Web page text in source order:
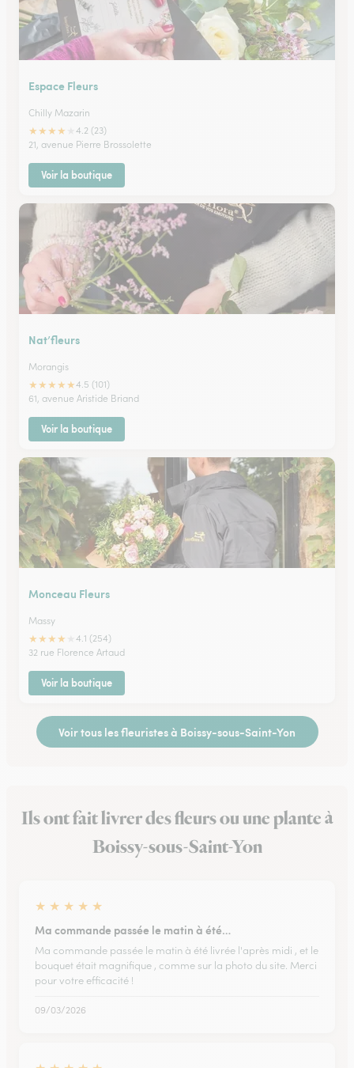
Espace Fleurs
Chilly Mazarin
★★★★
4.2 (23)
21, avenue Pierre Brossolette
Voir la boutique
Nat’fleurs
Morangis
★★★★★4.5 (101)
61, avenue Aristide Briand
Voir la boutique
Monceau Fleurs
Massy
★★★★
4.1 (254)
32 rue Florence Artaud
Voir la boutique
Voir tous les fleuristes à Boissy-sous-Saint-Yon
Ils ont fait livrer des fleurs ou une plante à
Boissy-sous-Saint-Yon
★ ★ ★ ★ ★
Ma commande passée le matin à été…
Ma commande passée le matin à été livrée l'après midi , et le
bouquet était magnifique , comme sur la photo du site. Merci
pour votre efficacité !
09/03/2026